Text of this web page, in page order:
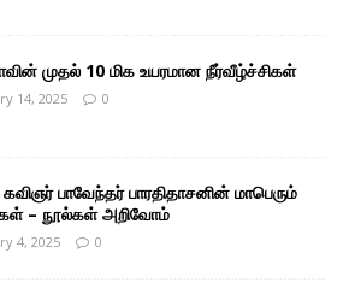
முதல் 10 மிக உயரமான நீர்வீழ்ச்சிகள்
14, 2025 0
கவிஞர் பாவேந்தர் பாரதிதாசனின் மாபெரும்
– நூல்கள் அறிவோம்
4, 2025 0